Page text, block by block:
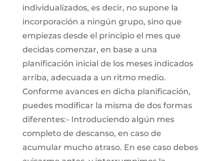
individualizados, es decir, no supone la
incorporación a ningún grupo, sino que
empiezas desde el principio el mes que
decidas comenzar, en base a una
planificación inicial de los meses indicados
arriba, adecuada a un ritmo medio.
Conforme avances en dicha planificación,
puedes modificar la misma de dos formas
diferentes:- Introduciendo algún mes
completo de descanso, en caso de
acumular mucho atraso. En ese caso debes